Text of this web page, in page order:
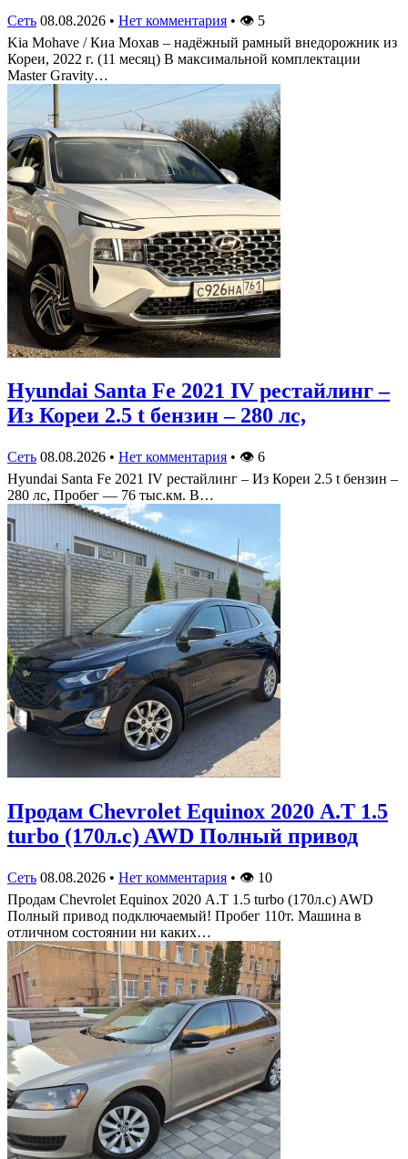
Сеть 08.08.2026 • Нет комментария • 👁 5
Kia Mohave / Киа Мохав – надёжный рамный внедорожник из
Кореи, 2022 г. (11 месяц) В максимальной комплектации
Master Gravity…
Hyundai Santa Fe 2021 IV рестайлинг –
Из Кореи 2.5 t бензин – 280 лс,
Сеть 08.08.2026 • Нет комментария • 👁 6
Hyundai Santa Fe 2021 IV рестайлинг – Из Кореи 2.5 t бензин –
280 лс, Пробег — 76 тыс.км. В…
Продам Chevrolet Equinox 2020 А.Т 1.5
turbo (170л.с) AWD Полный привод
Сеть 08.08.2026 • Нет комментария • 👁 10
Продам Chevrolet Equinox 2020 А.Т 1.5 turbo (170л.с) AWD
Полный привод подключаемый! Пробег 110т. Машина в
отличном состоянии ни каких…